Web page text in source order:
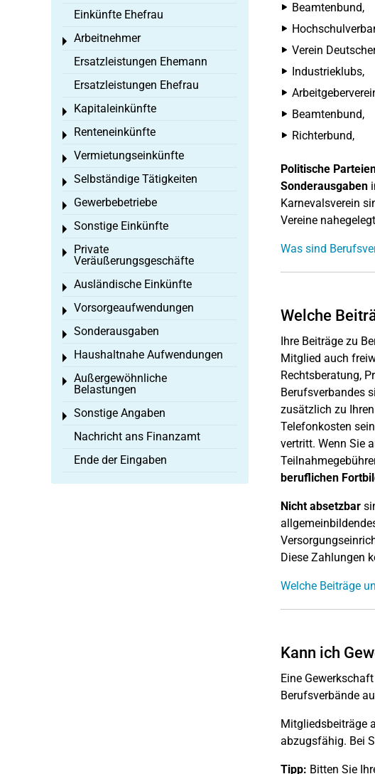
Beamtenbund,
Verein
Industrieklubs,
Beamtenbund,
Richterbund,
Politische
Sonderausgaben
Karnevalsverein
Vereine
Was sind
Welche
Ihre Beiträge zu
Mitglied auch
Rechtsberatung,
Berufsverbandes
zusätzlich zu
Telefonkosten
vertritt. Wenn Sie
beruflichen
Nicht absetzbar
Diese Zahlungen
Welche Beiträge
Kann ich
Eine
Berufsverbände
Mitgliedsbeiträge
abzugsfähig. Bei
Tipp: Bitten Sie
Einkünfte Ehefrau
Arbeitnehmer
Toggle menu
Ersatzleistungen Ehemann
Ersatzleistungen Ehefrau
Kapitaleinkünfte
Toggle menu
Renteneinkünfte
Toggle menu
Vermietungseinkünfte
Toggle menu
Selbständige Tätigkeiten
Toggle menu
Gewerbebetriebe
Toggle menu
Sonstige Einkünfte
Toggle menu
Private
Veräußerungsgeschäfte
Toggle menu
Ausländische Einkünfte
Toggle menu
Vorsorgeaufwendungen
Toggle menu
Sonderausgaben
Toggle menu
Haushaltnahe Aufwendungen
Toggle menu
Außergewöhnliche
Belastungen
Toggle menu
Sonstige Angaben
Toggle menu
Nachricht ans Finanzamt
Ende der Eingaben